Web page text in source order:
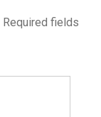
Required fields